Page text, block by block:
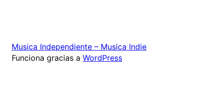
Musica Independiente – Musica Indie
Funciona gracias a WordPress